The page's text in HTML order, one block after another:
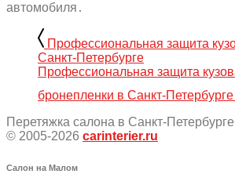
автомобиля․
Профессиональная защита
Санкт-Петербурге
Профессиональная защита
бронепленки в Санкт-Петербурге
Перетяжка салона в Санкт-Петербурге
© 2005-2026 carinterier.ru
Салон на Малом